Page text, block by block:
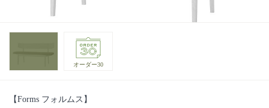
オーダー30
【Forms フォルムス】